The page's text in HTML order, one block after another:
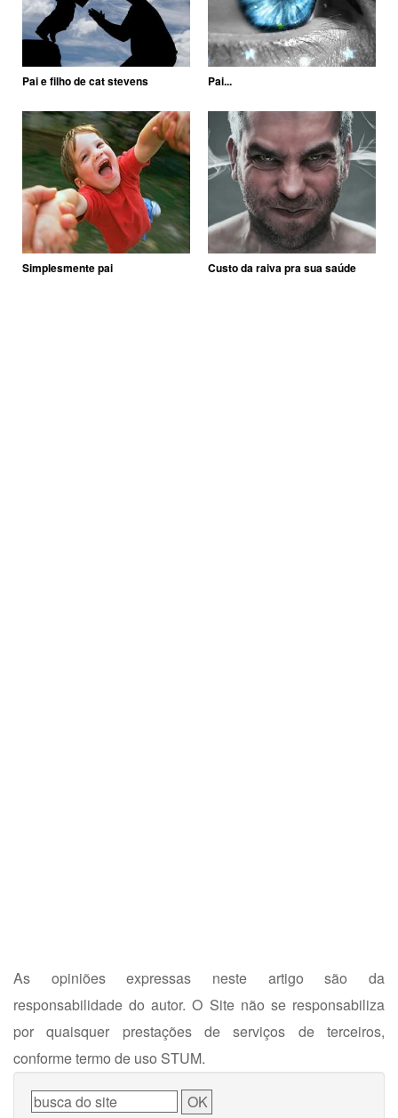
Pai e filho de cat stevens Pai...
Simplesmente pai Custo da raiva pra sua saúde
As opiniões expressas neste artigo são da
responsabilidade do autor. O Site não se responsabiliza
por quaisquer prestações de serviços de terceiros,
conforme termo de uso STUM.